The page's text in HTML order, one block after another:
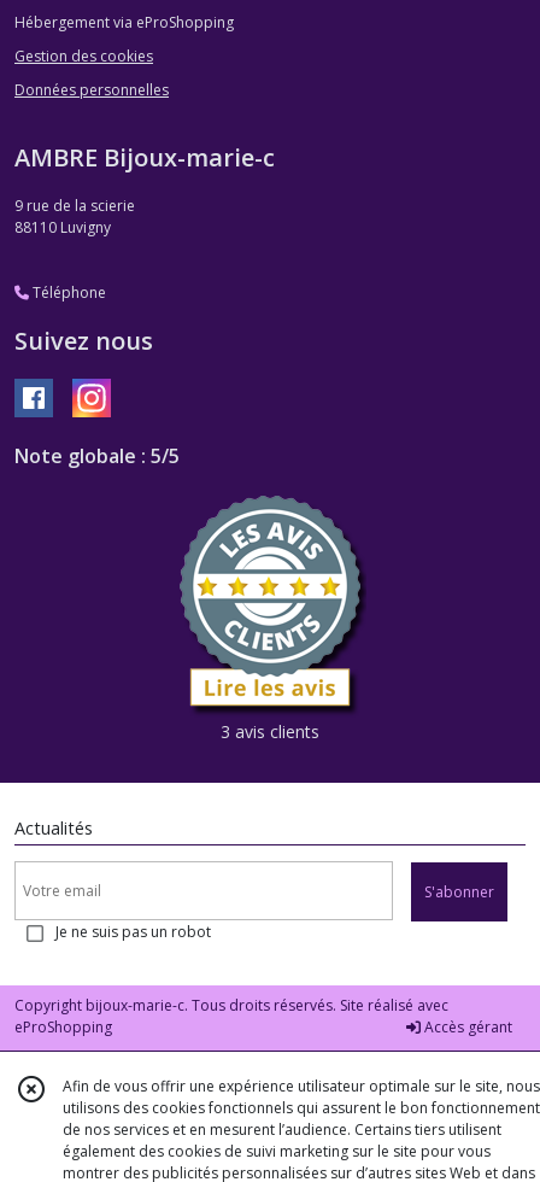
Hébergement via eProShopping
Gestion des cookies
Données personnelles
AMBRE Bijoux-marie-c
9 rue de la scierie
88110 Luvigny
Téléphone
Suivez nous
Note globale : 5/5
3 avis clients
Actualités
S'abonner
Je ne suis pas un robot
Copyright bijoux-marie-c. Tous droits réservés. Site réalisé avec
eProShopping
Accès gérant
Afin de vous offrir une expérience utilisateur optimale sur le site, nous
utilisons des cookies fonctionnels qui assurent le bon fonctionnement
de nos services et en mesurent l’audience. Certains tiers utilisent
également des cookies de suivi marketing sur le site pour vous
montrer des publicités personnalisées sur d’autres sites Web et dans